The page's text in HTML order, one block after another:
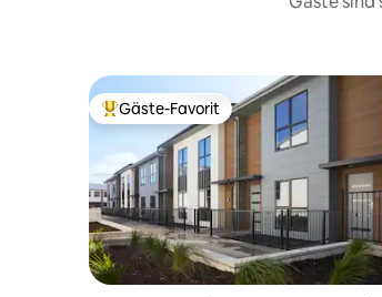
Beliebter Gäste-Favorit.
Gäste-Favorit